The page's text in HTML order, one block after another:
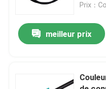
Demander un devis
Connecteur de carte
Prix：
meilleur prix